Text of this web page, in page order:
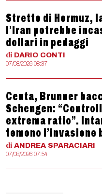
Stretto di Hormuz,
l’Iran potrebbe
dollari in pedaggi
di DARIO CONTI
07/08/2026 08:37
Ceuta, Brunner
Schengen:
extrema ratio”.
temono l’invasione
di ANDREA SPARACIARI
07/08/2026 07:54